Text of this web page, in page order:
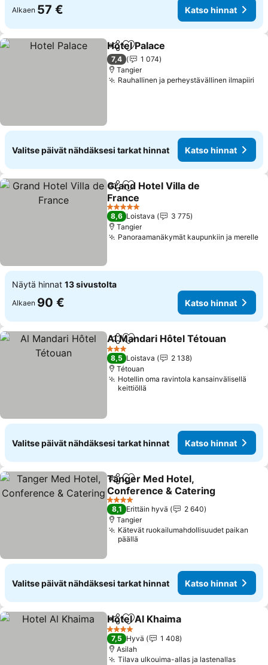
Alkaen 57 € Katso hinnat
Jaa Lisää suosikkeihin
Hotel Palace
7,4
1 074
Tangier
Rauhallinen ja perheystävällinen ilmapiiri
Valitse päivät nähdäksesi tarkat hinnat Katso hinnat
Jaa Lisää suosikkeihin
Grand Hotel Villa de
France
Katso hinnat
5 Tähtiluokitus
8,6 Loistava
3 775
Tangier
Panoraamanäkymät kaupunkiin ja merelle
Näytä hinnat 13 sivustolta
Alkaen 90 € Katso hinnat
Jaa Lisää suosikkeihin
Al Mandari Hôtel Tétouan
3 Tähtiluokitus
8,5 Loistava
2 138
Tétouan
Hotellin oma ravintola kansainvälisellä
keittiöllä
Valitse päivät nähdäksesi tarkat hinnat Katso hinnat
Jaa Lisää suosikkeihin
Tanger Med Hotel,
Conference & Catering
Katso hinnat
4 Tähtiluokitus
8,1 Erittäin hyvä
2 640
Tangier
Kätevät ruokailumahdollisuudet paikan
päällä
Valitse päivät nähdäksesi tarkat hinnat Katso hinnat
Jaa Lisää suosikkeihin
Hotel Al Khaima
4 Tähtiluokitus
7,5 Hyvä
1 408
Asilah
Tilava ulkouima-allas ja lastenallasKatso